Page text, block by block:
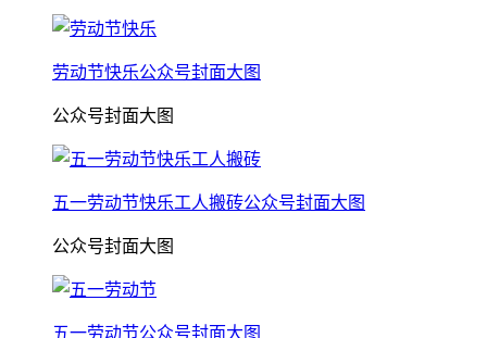
劳动节快乐公众号封面大图
公众号封面大图
五一劳动节快乐工人搬砖公众号封面大图
公众号封面大图
五一劳动节公众号封面大图